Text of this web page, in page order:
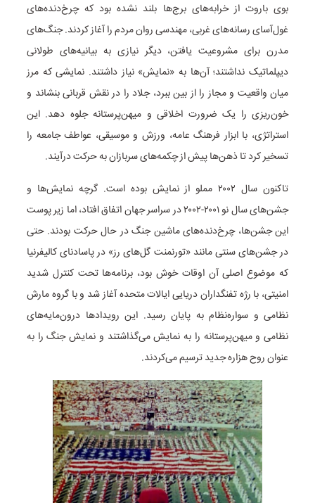
بوی باروت از خرابه‌های برج‌ها بلند نشده بود که چرخ‌دنده‌های
غول‌آسای رسانه‌های غربی، مهندسی روان مردم را آغاز کردند. جنگ‌های
مدرن برای مشروعیت یافتن، دیگر نیازی به بیانیه‌های طولانی
دیپلماتیک نداشتند؛ آن‌ها به «نمایش» نیاز داشتند. نمایشی که مرز
میان واقعیت و مجاز را از بین ببرد، جلاد را در نقش قربانی بنشاند و
خون‌ریزی را یک ضرورت اخلاقی و میهن‌پرستانه جلوه دهد. این
استراتژی، با ابزار فرهنگ عامه، ورزش و موسیقی، عواطف جامعه را
تسخیر کرد تا ذهن‌ها پیش از چکمه‌های سربازان به حرکت درآیند.
تاکنون سال ۲۰۰۲ مملو از نمایش بوده است. گرچه نمایش‌ها و
جشن‌های سال نو ۲۰۰۱-۲۰۰۲ در سراسر جهان اتفاق افتاد، اما زیر پوست
این جشن‌ها، چرخ‌دنده‌های ماشین جنگ در حال حرکت بودند. حتی
در جشن‌های سنتی مانند «تورنمنت گل‌های رز» در پاسادنای کالیفرنیا
که موضوع اصلی آن اوقات خوش بود، برنامه‌ها تحت کنترل شدید
امنیتی، با رژه تفنگداران دریایی ایالات متحده آغاز شد و با گروه مارش
نظامی و سواره‌نظام به پایان رسید. این رویدادها درون‌مایه‌های
نظامی و میهن‌پرستانه را به نمایش می‌گذاشتند و نمایش جنگ را به
عنوان روح هزاره جدید ترسیم می‌کردند.